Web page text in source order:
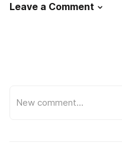
Leave a Comment